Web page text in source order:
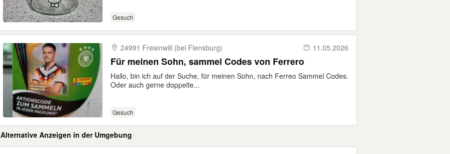
Gesuch
24991 Freienwill (bei Flensburg) 11.05.2026
Für meinen Sohn, sammel Codes von Ferrero
Hallo, bin ich auf der Suche, für meinen Sohn, nach Ferreo Sammel Codes.
Oder auch gerne doppelte...
Gesuch
Alternative Anzeigen in der Umgebung